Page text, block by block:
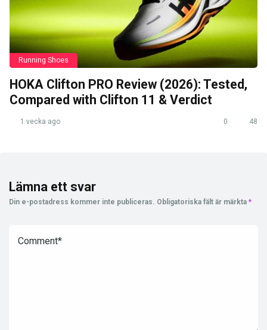
Running Shoes
HOKA Clifton PRO Review (2026): Tested,
Compared with Clifton 11 & Verdict
1 vecka ago 0 48
Lämna ett svar
Din e-postadress kommer inte publiceras. Obligatoriska fält är märkta *